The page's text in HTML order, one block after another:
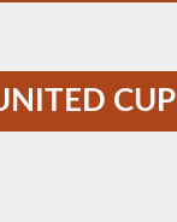
CUP